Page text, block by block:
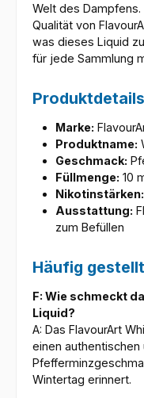
Welt des
Qualität von
was dieses Liquid
für jede Sammlung
Marke:
Produktname:
Geschmack:
Füllmenge: 10
Nikotinstärken:
Ausstattung:
zum Befüllen
Häufig
F: Wie schmeckt
Liquid?
A: Das FlavourArt
einen
Wintertag erinnert.